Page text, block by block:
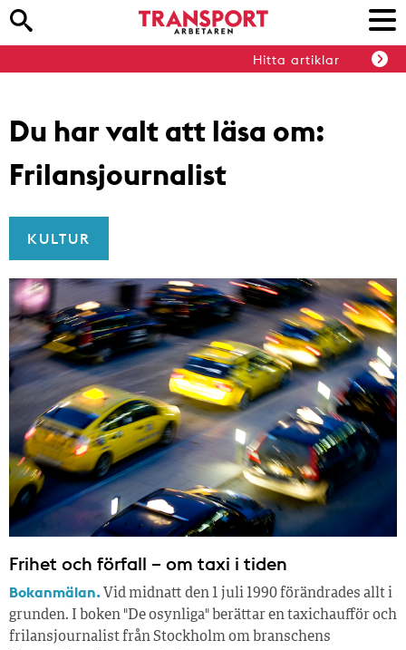
Hitta artiklar
Du har valt att läsa om:
Frilansjournalist
KULTUR
Frihet och förfall – om taxi i tiden
Bokanmälan. Vid midnatt den 1 juli 1990 förändrades allt i
grunden. I boken "De osynliga" berättar en taxichaufför och
frilansjournalist från Stockholm om branschens